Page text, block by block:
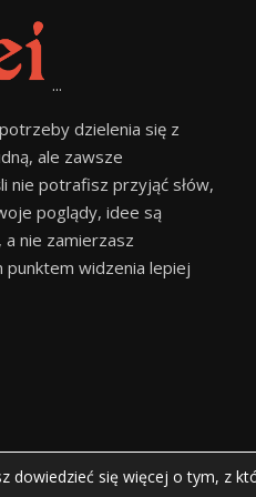
...
dzielenia się z
ale zawsze
nie potrafisz przyjąć słów,
poglądy, idee są
a nie zamierzasz
widzenia lepiej
dowiedzieć się więcej o tym, z